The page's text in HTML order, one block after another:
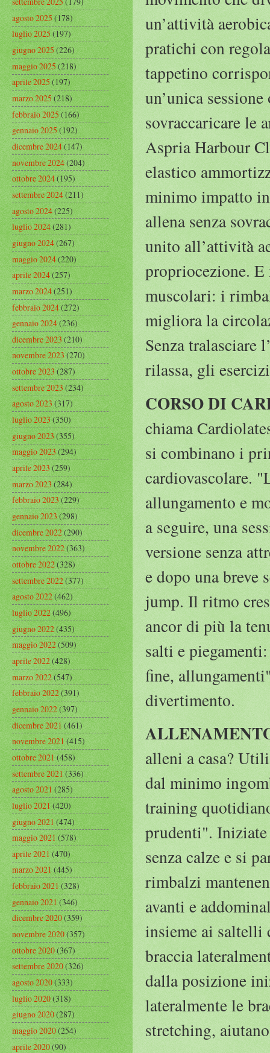
un’attività
pratichi con
tappetino
un’unica
sovraccaricare le
Aspria Harbour
elastico
minimo impatto
allena senza
unito all’attività
propriocezione.
muscolari: i
migliora la
Senza tralasciare
rilassa, gli
CORSO DI
chiama
si combinano i
cardiovascolare.
allungamento e
a seguire, una
versione senza
e dopo una breve
jump. Il ritmo
ancor di più la
salti e
fine,
divertimento.
alleni a casa?
dal minimo
training
prudenti".
senza calze e si
rimbalzi
avanti e
insieme ai saltelli
braccia
dalla posizione
lateralmente le
stretching,
agosto 2025(178)
luglio 2025(197)
giugno 2025(226)
maggio 2025(218)
aprile 2025(197)
marzo 2025(218)
febbraio 2025(166)
gennaio 2025(192)
dicembre 2024(147)
novembre 2024(204)
ottobre 2024(195)
settembre 2024(211)
agosto 2024(225)
luglio 2024(281)
giugno 2024(267)
maggio 2024(220)
aprile 2024(257)
marzo 2024(251)
febbraio 2024(272)
gennaio 2024(236)
dicembre 2023(210)
novembre 2023(270)
ottobre 2023(287)
settembre 2023(234)
agosto 2023(317)
luglio 2023(350)
giugno 2023(355)
maggio 2023(294)
aprile 2023(259)
marzo 2023(284)
febbraio 2023(229)
gennaio 2023(298)
dicembre 2022(290)
novembre 2022(363)
ottobre 2022(328)
settembre 2022(377)
agosto 2022(462)
luglio 2022(496)
giugno 2022(435)
maggio 2022(509)
aprile 2022(428)
marzo 2022(547)
febbraio 2022(391)
gennaio 2022(397)
dicembre 2021(461)
novembre 2021(415)
ottobre 2021(458)
settembre 2021(336)
agosto 2021(285)
luglio 2021(420)
giugno 2021(474)
maggio 2021(578)
aprile 2021(470)
marzo 2021(445)
febbraio 2021(328)
gennaio 2021(346)
dicembre 2020(359)
novembre 2020(357)
ottobre 2020(367)
settembre 2020(326)
agosto 2020(333)
luglio 2020(318)
giugno 2020(287)
maggio 2020(254)
aprile 2020(90)